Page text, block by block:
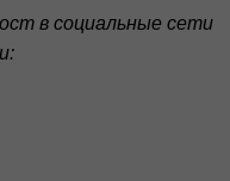
в социальные сети